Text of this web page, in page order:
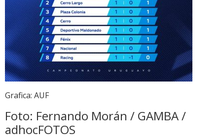
Grafica: AUF
Foto: Fernando Morán / GAMBA /
adhocFOTOS